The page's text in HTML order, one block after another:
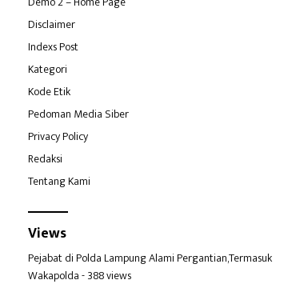
Disclaimer
Indexs Post
Kategori
Kode Etik
Pedoman Media Siber
Privacy Policy
Redaksi
Tentang Kami
Views
Pejabat di Polda Lampung Alami Pergantian,Termasuk
Wakapolda- 388 views